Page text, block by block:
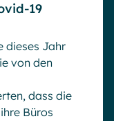
19
dieses Jahr
von den
dass die
Büros